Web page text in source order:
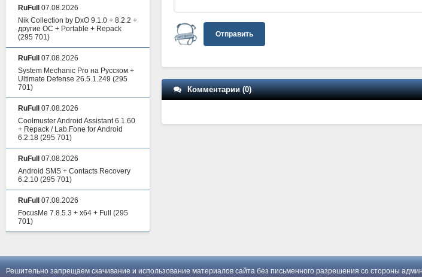
Отправить
Комментарии (0)
RuFull
07.08.2026
Nik Collection by DxO 9.1.0 + 8.2.2 +
другие ОС + Portable + Repack
(295 701)
RuFull
07.08.2026
System Mechanic Pro на Русском +
Ultimate Defense 26.5.1.249 (295
701)
RuFull
07.08.2026
Coolmuster Android Assistant 6.1.60
+ Repack / Lab.Fone for Android
6.2.18 (295 701)
RuFull
07.08.2026
Android SMS + Contacts Recovery
6.2.10 (295 701)
RuFull
07.08.2026
FocusMe 7.8.5.3 + x64 + Full
(295
701)
Решительно запрещаем скачивание и использование материалов сайта без письменного разрешения со стороны